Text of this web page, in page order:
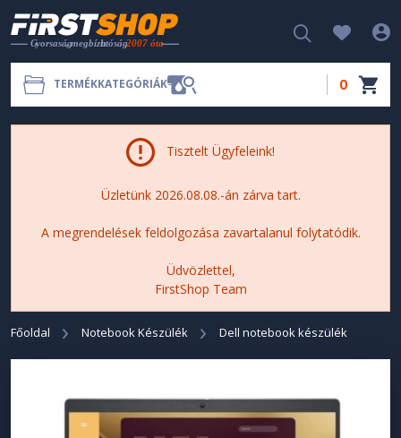
TERMÉKKATEGÓRIÁK 0
Tisztelt Ügyfeleink!
Üzletünk 2026.08.08.-án zárva tart.
A megrendelések feldolgozása zavartalanul folytatódik.
Üdvözlettel,
FirstShop Team
Főoldal Notebook Készülék Dell notebook készülék